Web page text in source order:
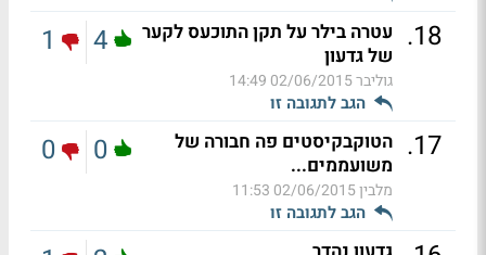
18
. עטרה בילר על תקן התוכעס לקער
של גדעון
גוליבר02/06/2015 14:49
הגב לתגובה זו
4
1
17
. הטוקבקיסטים פה חבורה של
משועממים...
מלבין02/06/2015 11:53
הגב לתגובה זו
0
0